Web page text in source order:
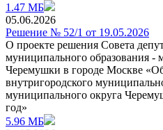
1.47 МБ
05.06.2026
Решение № 52/1 от 19.05.2026
О проекте решения Совета
муниципального образования -
Черемушки в городе Москве
внутригородского
муниципального округа
год»
5.96 МБ